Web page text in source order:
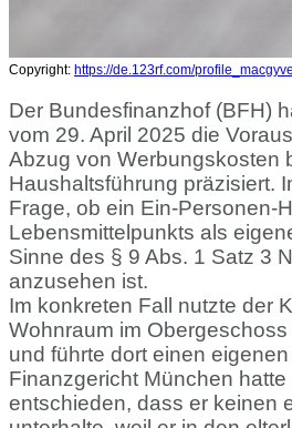
Copyright: https://de.123rf.com/
Der Bundesfinanzhof (BFH)
vom 29. April 2025 die
Abzug von Werbungskosten
Haushaltsführung präzisiert.
Frage, ob ein Ein-Personen-
Lebensmittelpunkts als
Sinne des § 9 Abs. 1 Satz 3
anzusehen ist.
Im konkreten Fall nutzte der
Wohnraum im
und führte dort einen
Finanzgericht München
entschieden, dass er keinen